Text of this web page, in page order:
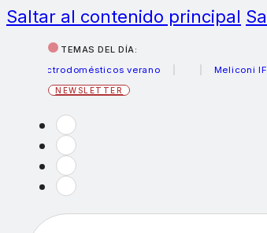
Saltar al contenido principal
TEMAS DEL DÍA:
verano
Meliconi IFA 2026
NEWSLETTER